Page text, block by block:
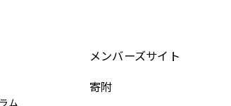
ム
メンバーズサイト
寄附